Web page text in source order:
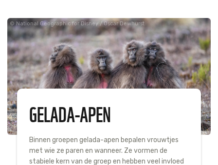
National Geographic for Disney / Oscar Dewhurst
GELADA-APEN
Binnen groepen gelada-apen bepalen vrouwtjes
met wie ze paren en wanneer. Ze vormen de
stabiele kern van de groep en hebben veel invloed